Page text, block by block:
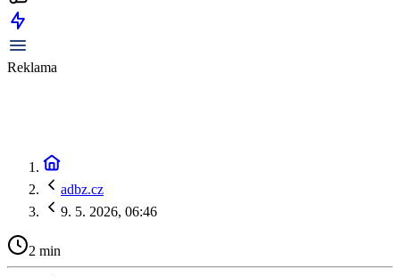
Reklama
adbz.cz
9. 5. 2026, 06:46
2 min